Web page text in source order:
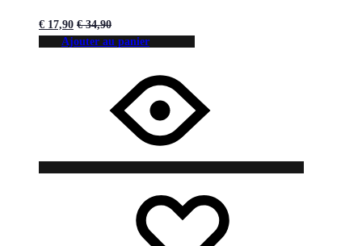
€ 17,90 €34,90
Ajouter au panier